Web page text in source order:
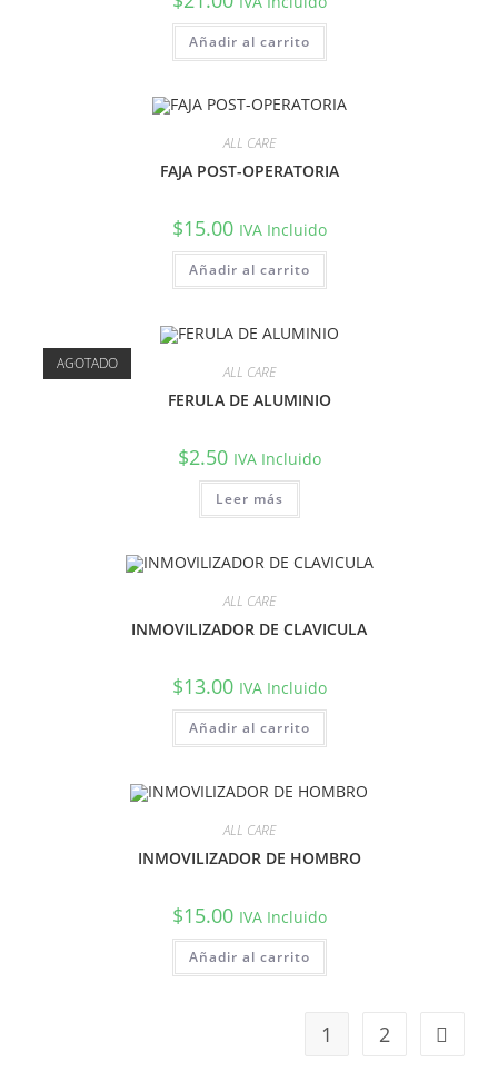
Añadir al carrito
ALL CARE
FAJA POST-OPERATORIA
$15.00 IVA Incluido
Añadir al carrito
AGOTADO ALL CARE
FERULA DE ALUMINIO
$2.50 IVA Incluido
Leer más
ALL CARE
INMOVILIZADOR DE CLAVICULA
$13.00 IVA Incluido
Añadir al carrito
ALL CARE
INMOVILIZADOR DE HOMBRO
$15.00 IVA Incluido
Añadir al carrito
1 2